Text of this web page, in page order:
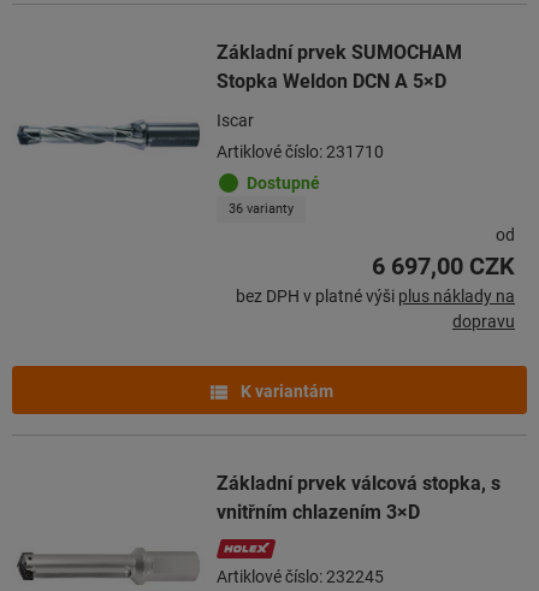
Základní prvek SUMOCHAM
Stopka Weldon DCN A 5×D
Iscar
Artiklové číslo: 231710
Dostupné
36 varianty
od
6 697,00 CZK
bez DPH v platné výši plus náklady na
dopravu
K variantám
Základní prvek válcová stopka, s
vnitřním chlazením 3×D
Artiklové číslo: 232245